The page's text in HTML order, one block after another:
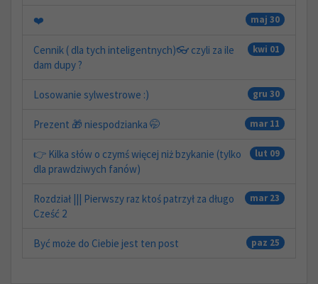
maj 30
❤️
kwi 01
Cennik ( dla tych inteligentnych)👓 czyli za ile
dam dupy ?
gru 30
Losowanie sylwestrowe :)
mar 11
Prezent 🎁 niespodzianka 🤭
lut 09
👉 Kilka słów o czymś więcej niż bzykanie (tylko
dla prawdziwych fanów)
mar 23
Rozdział ||| Pierwszy raz ktoś patrzył za długo
Cześć 2
paz 25
Być może do Ciebie jest ten post